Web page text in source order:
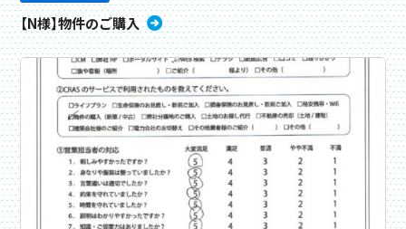
【N様】物件のご購入